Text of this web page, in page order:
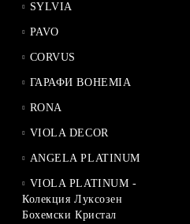
SYLVIA
PAVO
CORVUS
ГАРАФИ BOHEMIA
RONA
VIOLA DECOR
ANGELA PLATINUM
VIOLA PLATINUM -
Колекция Луксозен
Бохемски Кристал